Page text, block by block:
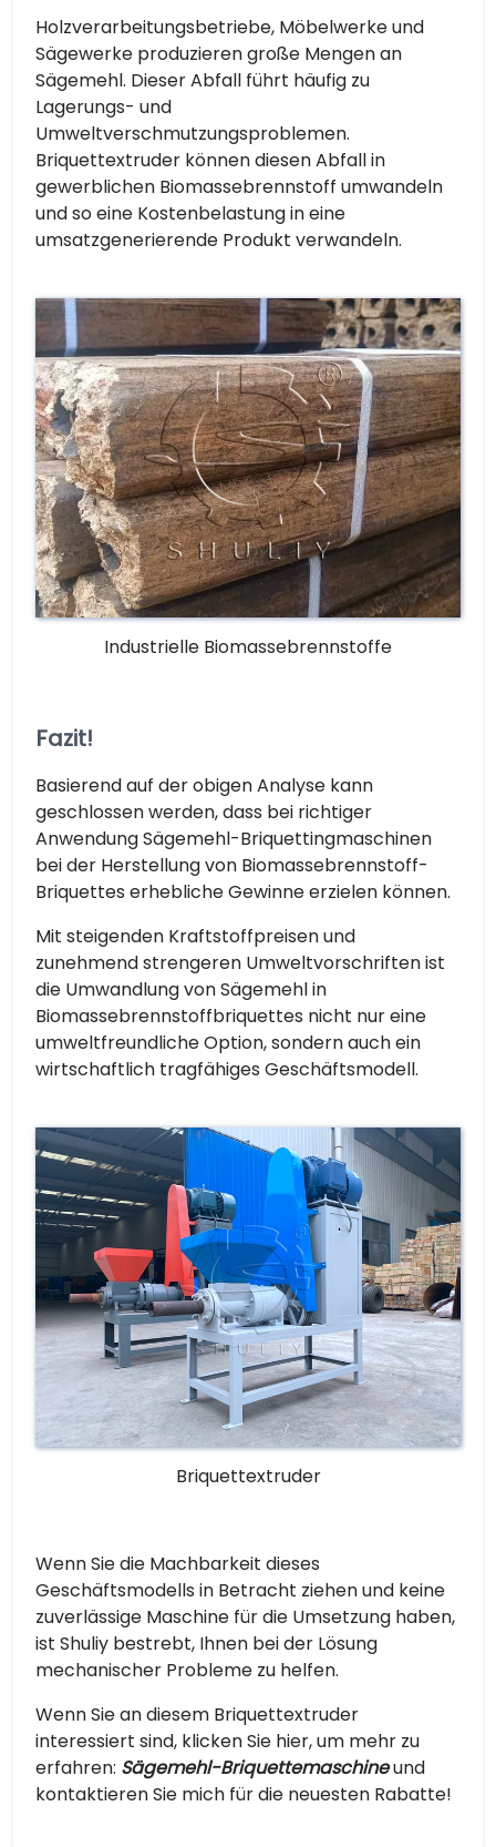
Holzverarbeitungsbetriebe, Möbelwerke und
Sägewerke produzieren große Mengen an
Sägemehl. Dieser Abfall führt häufig zu
Lagerungs- und
Umweltverschmutzungsproblemen.
Briquettextruder können diesen Abfall in
gewerblichen Biomassebrennstoff umwandeln
und so eine Kostenbelastung in eine
umsatzgenerierende Produkt verwandeln.
Industrielle Biomassebrennstoffe
Fazit!
Basierend auf der obigen Analyse kann
geschlossen werden, dass bei richtiger
Anwendung Sägemehl-Briquettingmaschinen
bei der Herstellung von Biomassebrennstoff-
Briquettes erhebliche Gewinne erzielen können.
Mit steigenden Kraftstoffpreisen und
zunehmend strengeren Umweltvorschriften ist
die Umwandlung von Sägemehl in
Biomassebrennstoffbriquettes nicht nur eine
umweltfreundliche Option, sondern auch ein
wirtschaftlich tragfähiges Geschäftsmodell.
Briquettextruder
Wenn Sie die Machbarkeit dieses
Geschäftsmodells in Betracht ziehen und keine
zuverlässige Maschine für die Umsetzung haben,
ist Shuliy bestrebt, Ihnen bei der Lösung
mechanischer Probleme zu helfen.
Wenn Sie an diesem Briquettextruder
interessiert sind, klicken Sie hier, um mehr zu
erfahren: Sägemehl-Briquettemaschineund
kontaktieren Sie mich für die neuesten Rabatte!